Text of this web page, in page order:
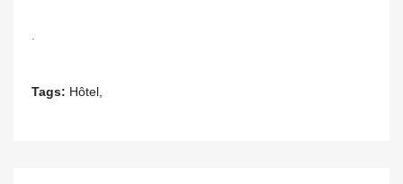
Tags: Hôtel,